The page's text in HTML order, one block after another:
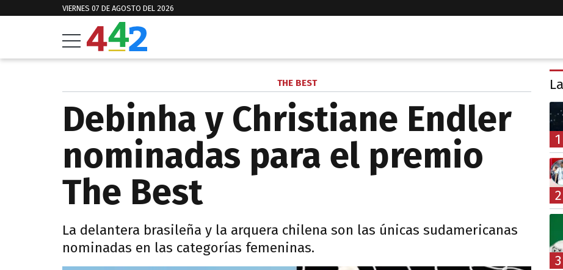
VIERNES 07 DE AGOSTO DEL 2026
THE BEST
Debinha y Christiane Endler
nominadas para el premio
The Best
La delantera brasileña y la arquera chilena son las únicas sudamericanas
nominadas en las categorías femeninas.
1
2
3